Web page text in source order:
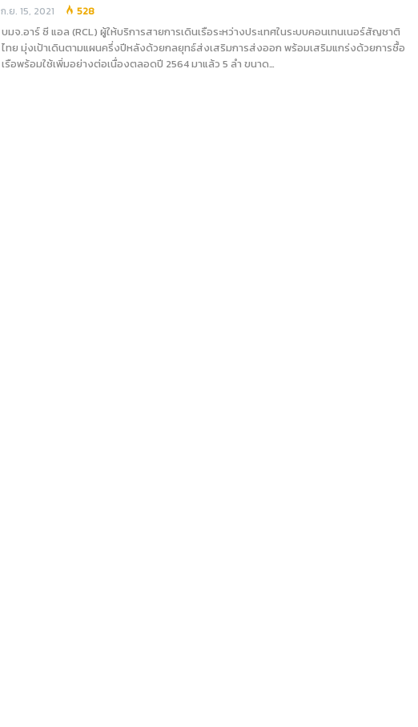
ก.ย. 15, 2021 528
บมจ.อาร์ ซี แอล (RCL) ผู้ให้บริการสายการเดินเรือระหว่างประเทศในระบบคอนเทนเนอร์สัญชาติ
ไทย มุ่งเป้าเดินตามแผนครึ่งปีหลังด้วยกลยุทธ์ส่งเสริมการส่งออก พร้อมเสริมแกร่งด้วยการซื้อ
เรือพร้อมใช้เพิ่มอย่างต่อเนื่องตลอดปี 2564 มาแล้ว 5 ลำ ขนาด…